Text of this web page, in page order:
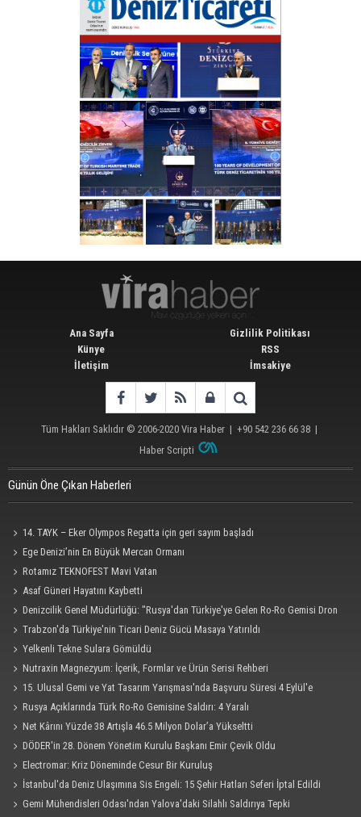
Ana Sayfa
Künye
İletişim
Gizlilik Politikası
RSS
İmsakiye
Tüm Hakları Saklıdır © 2006-2020 Vira Haber | +90 542 236 66 38 |
Haber Scripti
Günün Öne Çıkan Haberleri
14. TAYK – Eker Olympos Regatta için geri sayım başladı
Ege Denizi’nin En Büyük Mercan Ormanı
Rotamız TEKNOFEST Mavi Vatan
Asaf Güneri Hayatını Kaybetti
Denizcilik Genel Müdürlüğü: "Rusya'dan Türkiye'ye Gelen Ro-Ro Gemisi Dron
Saldırısına Uğradı"
Trabzon'da Türkiye'nin Ticari Deniz Gücü Masaya Yatırıldı
Yelkenli Tekne Sulara Gömüldü
Nutraxin Magnezyum: İçerik, Formlar ve Ürün Serisi Rehberi
15. Ulusal Gemi ve Yat Tasarım Yarışması'nda Başvuru Süresi 4 Eylül'e
Uzatıldı
Rusya Açıklarında Türk Ro-Ro Gemisine Saldırı: 4 Yaralı
Net Kârını Yüzde 38 Artışla 46.5 Milyon Dolar’a Yükseltti
DÖDER'in 28. Dönem Yönetim Kurulu Başkanı Emir Çevik Oldu
Electromar: Kriz Döneminde Cesur Bir Kuruluş
İstanbul'da Deniz Ulaşımına Sis Engeli: 15 Şehir Hatları Seferi İptal Edildi
Gemi Mühendisleri Odası'ndan Yalova'daki Silahlı Saldırıya Tepki